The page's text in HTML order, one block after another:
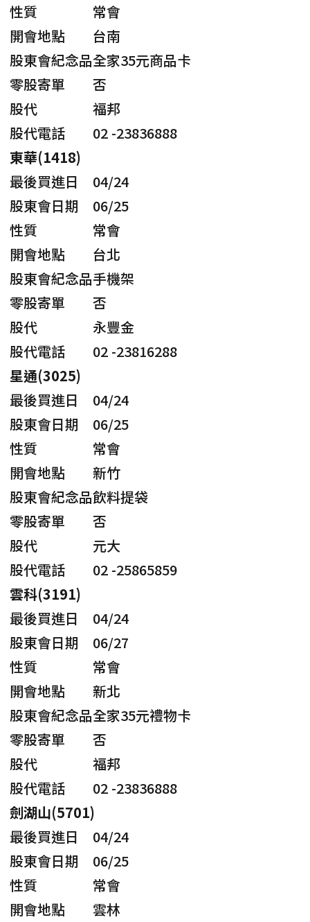
性質
常會
開會地點
台南
股東會紀念品全家35元商品卡
零股寄單
否
股代
福邦
股代電話
02 -23836888
東華(1418)
最後買進日
04/24
股東會日期
06/25
性質
常會
開會地點
台北
股東會紀念品手機架
零股寄單
否
股代
永豐金
股代電話
02 -23816288
星通(3025)
最後買進日
04/24
股東會日期
06/25
性質
常會
開會地點
新竹
股東會紀念品飲料提袋
零股寄單
否
股代
元大
股代電話
02 -25865859
雲科(3191)
最後買進日
04/24
股東會日期
06/27
性質
常會
開會地點
新北
股東會紀念品全家35元禮物卡
零股寄單
否
股代
福邦
股代電話
02 -23836888
劍湖山(5701)
最後買進日
04/24
股東會日期
06/25
性質
常會
開會地點
雲林